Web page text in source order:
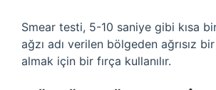
Smear testi, 5-10 saniye gibi kısa
ağzı adı verilen bölgeden ağrısız
almak için bir fırça kullanılır.